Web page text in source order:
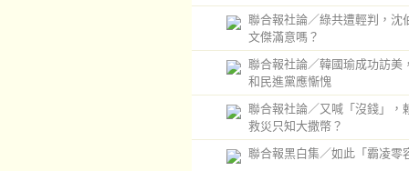
聯合報社論／綠共遭輕判，沈
文傑滿意嗎？
聯合報社論／韓國瑜成功訪美
和民進黨應慚愧
聯合報社論／又喊「沒錢」，
救災只知大撒幣？
聯合報黑白集／如此「霸凌零